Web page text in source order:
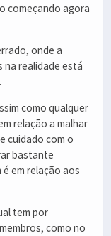
começando agora
onde a
realidade está
como qualquer
relação a malhar
cuidado com o
bastante
em relação aos
tem por
como no